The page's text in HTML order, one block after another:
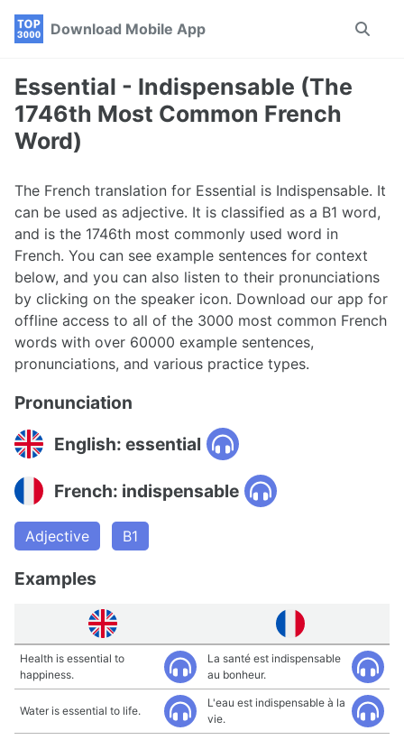
Skip
navigation
Skip
Skip
Download Mobile App
Toggle
Essential - Indispensable (The
1746th Most Common French
Word)
The French translation for Essential is Indispensable. It
can be used as adjective. It is classified as a B1 word,
and is the 1746th most commonly used word in
French. You can see example sentences for context
below, and you can also listen to their pronunciations
by clicking on the speaker icon. Download our app for
offline access to all of the 3000 most common French
words with over 60000 example sentences,
pronunciations, and various practice types.
Pronunciation
English: essential
French: indispensable
Adjective B1
Examples
Health is essential to
happiness.
La santé est indispensable
au bonheur.
Water is essential to life.
L'eau est indispensable à la
vie.